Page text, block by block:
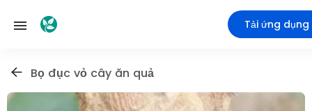
Tải ứng dụng
Bọ đục vỏ cây ăn quả